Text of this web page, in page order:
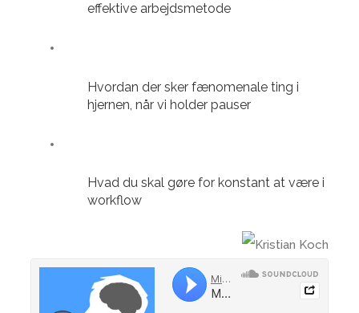
effektive arbejdsmetode
Hvordan der sker fænomenale ting i
hjernen, når vi holder pauser
Hvad du skal gøre for konstant at være i
workflow